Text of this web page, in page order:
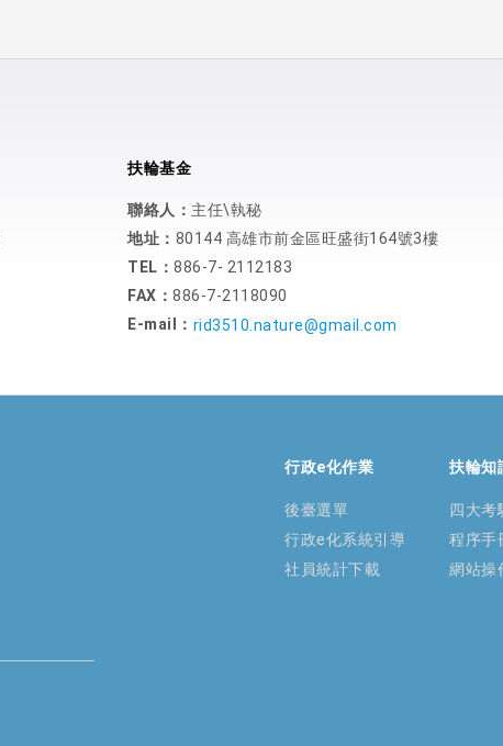
扶輪基金
聯絡人： 主任\執秘
地址： 80144 高雄市前金區旺盛街164號3樓
TEL： 886-7- 2112183
FAX： 886-7-2118090
E-mail： rid3510.nature@gmail.com
扶輪知
四大考
程序手
網站操
行政e化作業
後臺選單
行政e化系統引導
社員統計下載